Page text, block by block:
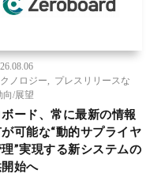
ノロジー
プレスリリースな
向/展望
ード、常に最新の情報
可能な“動的サプライヤ
”実現する新システムの
始へ